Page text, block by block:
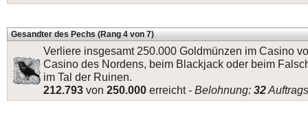
Gesandter des Pechs (Rang 4 von 7)
Verliere insgesamt 250.000 Goldmünzen im Casino
Casino des Nordens, beim Blackjack oder beim
im Tal der Ruinen.
212.793 von 250.000 erreicht - Belohnung: 32